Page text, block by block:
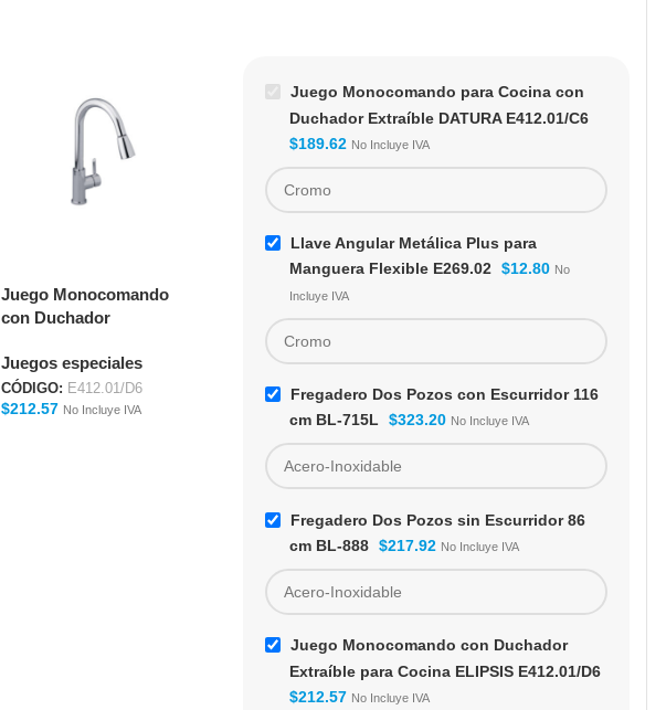
Juego Monocomando
con Duchador
ELIPSIS E412.01/D6
Juegos especiales
CÓDIGO: E412.01/D6
$212.57 No Incluye IVA
Juego Monocomando para Cocina con
Duchador Extraíble DATURA E412.01/C6
$189.62 No Incluye IVA
Llave Angular Metálica Plus para
Manguera Flexible E269.02 $12.80 No
Incluye IVA
Fregadero Dos Pozos con Escurridor 116
cm BL-715L $323.20 No Incluye IVA
Fregadero Dos Pozos sin Escurridor 86
cm BL-888 $217.92 No Incluye IVA
Juego Monocomando con Duchador
Extraíble para Cocina ELIPSIS E412.01/D6
$212.57 No Incluye IVA